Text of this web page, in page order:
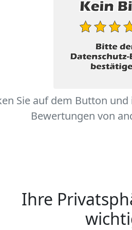
Sie auf dem Button
Bewertungen von
Ihre